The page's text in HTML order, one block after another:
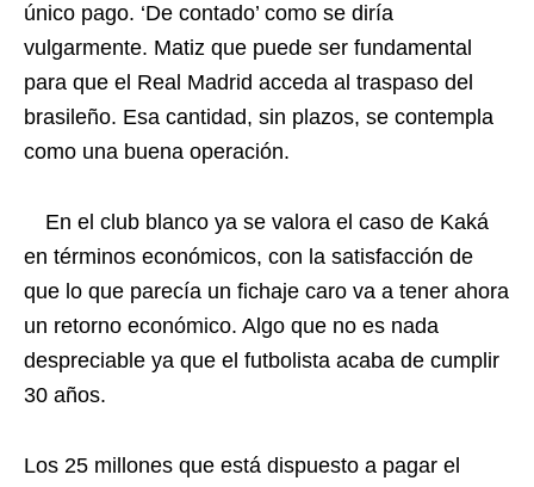
único pago. ‘De contado’ como se diría
vulgarmente. Matiz que puede ser fundamental
para que el Real Madrid acceda al traspaso del
brasileño. Esa cantidad, sin plazos, se contempla
como una buena operación.
En el club blanco ya se valora el caso de Kaká
en términos económicos, con la satisfacción de
que lo que parecía un fichaje caro va a tener ahora
un retorno económico. Algo que no es nada
despreciable ya que el futbolista acaba de cumplir
30 años.
Los 25 millones que está dispuesto a pagar el